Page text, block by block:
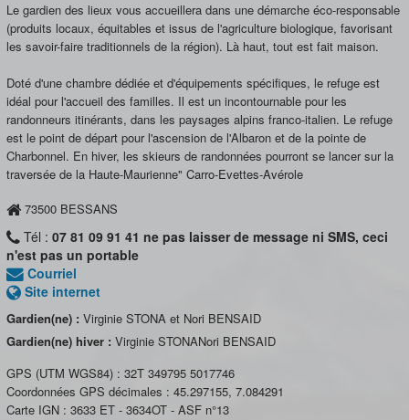
Le gardien des lieux vous accueillera dans une démarche éco-responsable
(produits locaux, équitables et issus de l'agriculture biologique, favorisant
les savoir-faire traditionnels de la région). Là haut, tout est fait maison.
Doté d'une chambre dédiée et d'équipements spécifiques, le refuge est
idéal pour l'accueil des familles. Il est un incontournable pour les
randonneurs itinérants, dans les paysages alpins franco-italien. Le refuge
est le point de départ pour l'ascension de l'Albaron et de la pointe de
Charbonnel. En hiver, les skieurs de randonnées pourront se lancer sur la
traversée de la Haute-Maurienne" Carro-Evettes-Avérole
73500 BESSANS
Tél : 07 81 09 91 41 ne pas laisser de message ni SMS, ceci
n'est pas un portable
Courriel
Site internet
Gardien(ne) : Virginie STONA et Nori BENSAID
Gardien(ne) hiver : Virginie STONANori BENSAID
GPS (UTM WGS84) : 32T 349795 5017746
Coordonnées GPS décimales : 45.297155, 7.084291
Carte IGN : 3633 ET - 3634OT - ASF n°13